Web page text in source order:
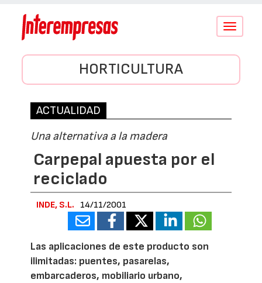
Conmutar
HORTICULTURA
ACTUALIDAD
Una alternativa a la madera
Carpepal apuesta por el
reciclado
INDE, S.L. 14/11/2001
Las aplicaciones de este producto son
ilimitadas: puentes, pasarelas,
embarcaderos, mobiliario urbano,